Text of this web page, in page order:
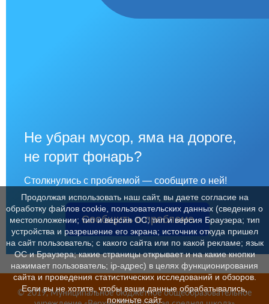
Не убран мусор, яма на дороге,
не горит фонарь?
Столкнулись с проблемой — сообщите о ней!
Сообщить о проблеме
© 2019, Муниципальное бюджетное общеобразовательное
Продолжая использовать наш сайт, вы даете согласие на
обработку файлов cookie, пользовательских данных (сведения о
местоположении; тип и версия ОС; тип и версия Браузера; тип
устройства и разрешение его экрана; источник откуда пришел
на сайт пользователь; с какого сайта или по какой рекламе; язык
ОС и Браузера; какие страницы открывает и на какие кнопки
нажимает пользователь; ip-адрес) в целях функционирования
сайта и проведения статистических исследований и обзоров.
Если вы не хотите, чтобы ваши данные обрабатывались,
покиньте сайт.